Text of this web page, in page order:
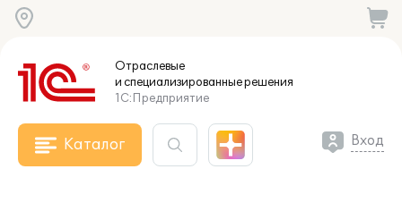
Отраслевые
и специализированныерешения
1С:Предприятие
Каталог Вход